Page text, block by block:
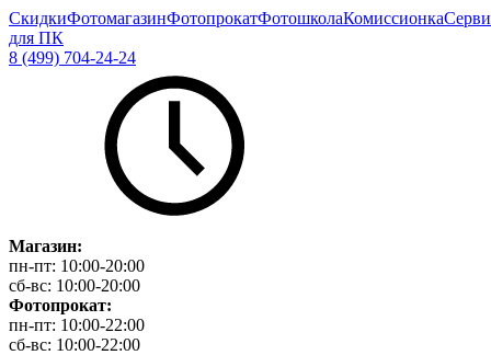
СкидкиФотомагазинФотопрокатФотошколаКомиссионка
для ПК
8 (499) 704-24-24
Магазин:
пн-пт: 10:00-20:00
сб-вс: 10:00-20:00
Фотопрокат:
пн-пт: 10:00-22:00
сб-вс: 10:00-22:00